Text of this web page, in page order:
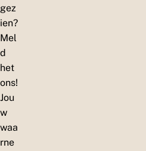
gez
ien?
Mel
d
het
ons!
Jou
w
waa
rne